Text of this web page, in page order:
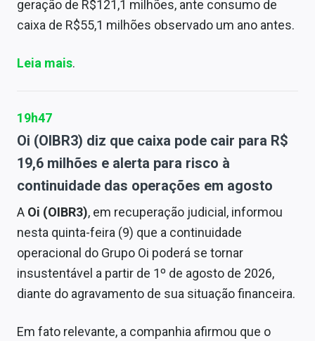
geração de R$121,1 milhões, ante consumo de
caixa de R$55,1 milhões observado um ano antes.
Leia mais.
19h47
Oi (OIBR3) diz que caixa pode cair para R$
19,6 milhões e alerta para risco à
continuidade das operações em agosto
A Oi (OIBR3), em recuperação judicial, informou
nesta quinta-feira (9) que a continuidade
operacional do Grupo Oi poderá se tornar
insustentável a partir de 1º de agosto de 2026,
diante do agravamento de sua situação financeira.
Em fato relevante, a companhia afirmou que o